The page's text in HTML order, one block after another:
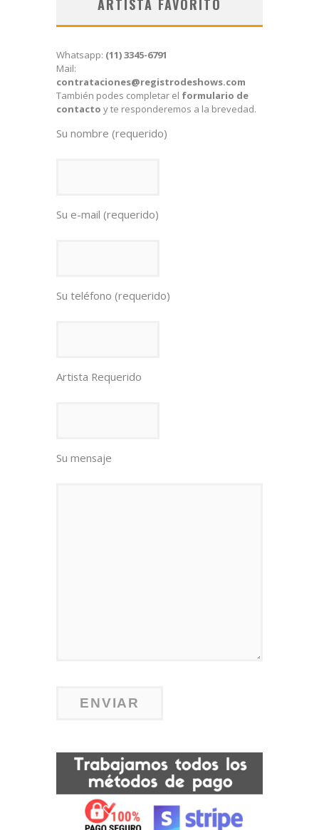
ARTISTA FAVORITO
Whatsapp: (11) 3345-6791
Mail:
contrataciones@registrodeshows.com
También podes completar el formulario de
contacto y te responderemos a la brevedad.
Su nombre (requerido)
Su e-mail (requerido)
Su teléfono (requerido)
Artista Requerido
Su mensaje